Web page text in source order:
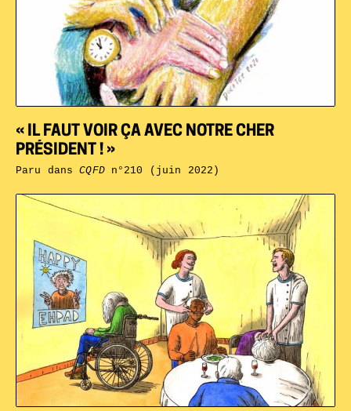
« IL FAUT VOIR ÇA AVEC NOTRE CHER
PRÉSIDENT ! »
Paru dansCQFDn°210 (juin 2022)